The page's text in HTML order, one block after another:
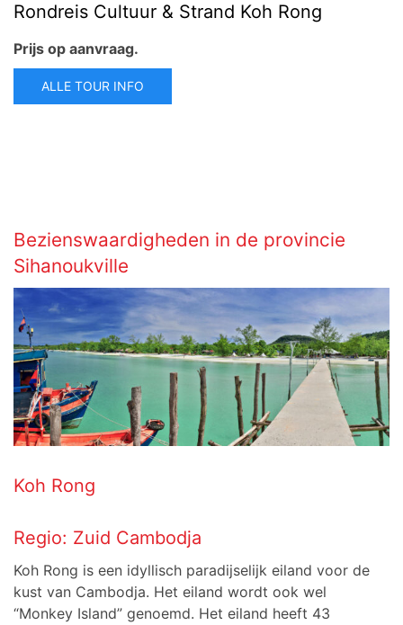
Rondreis Cultuur & Strand Koh Rong
Prijs op aanvraag.
ALLE TOUR INFO
Bezienswaardigheden in de provincie
Sihanoukville
Koh Rong
Regio: Zuid Cambodja
Koh Rong is een idyllisch paradijselijk eiland voor de
kust van Cambodja. Het eiland wordt ook wel
“Monkey Island” genoemd. Het eiland heeft 43